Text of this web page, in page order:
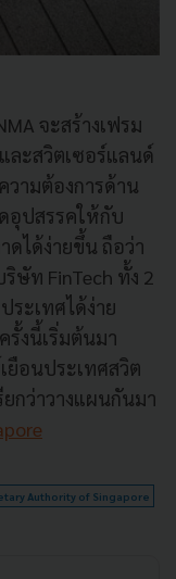
จะสร้างเฟรม
ละสวิตเซอร์แลนด์
วามต้องการด้าน
อุปสรรคให้กับ
ดได้ง่ายขึ้น ถือว่า
ษัท FinTech ทั้ง 2
ระเทศได้ง่าย
รั้งนี้เริ่มต้นมา
ยือนประเทศสวิต
กว่าวางแผนกันมา
Authority of Singapore